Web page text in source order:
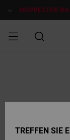
Produktinformation
DOPPELTER
TREFFEN SIE